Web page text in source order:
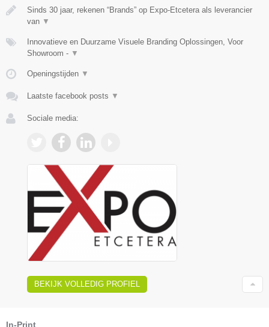
Sinds 30 jaar, rekenen “Brands” op Expo-Etcetera als leverancier
van ▼
Innovatieve en Duurzame Visuele Branding Oplossingen, Voor
Showroom - ▼
Openingstijden ▼
Laatste facebook posts ▼
Sociale media:
BEKIJK VOLLEDIG PROFIEL
In-Print